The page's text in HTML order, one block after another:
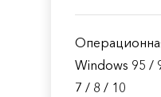
Windows 95 /
7 / 8 / 10